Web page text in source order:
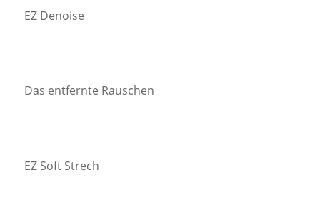
EZ Denoise
Das entfernte Rauschen
EZ Soft Strech